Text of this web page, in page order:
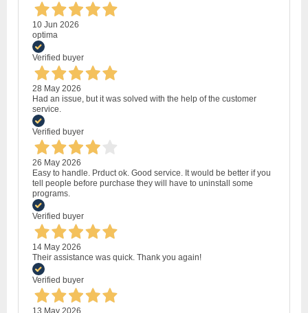
10 Jun 2026
optima
Verified buyer
28 May 2026
Had an issue, but it was solved with the help of the customer
service.
Verified buyer
26 May 2026
Easy to handle. Prduct ok. Good service. It would be better if you
tell people before purchase they will have to uninstall some
programs.
Verified buyer
14 May 2026
Their assistance was quick. Thank you again!
Verified buyer